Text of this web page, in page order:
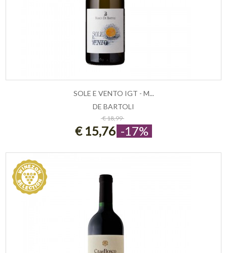
ESAURITO
SOLE E VENTO IGT - M...
DE BARTOLI
€ 18,99
€ 15,76 -17%